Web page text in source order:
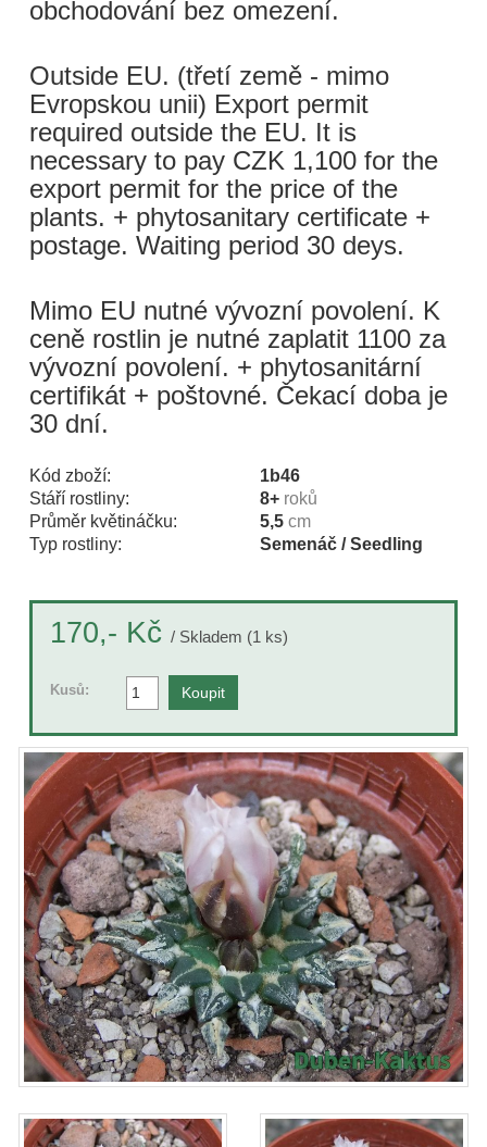
obchodování bez omezení.
Outside EU. (třetí země - mimo
Evropskou unii) Export permit
required outside the EU. It is
necessary to pay CZK 1,100 for the
export permit for the price of the
plants. + phytosanitary certificate +
postage. Waiting period 30 deys.
Mimo EU nutné vývozní povolení. K
ceně rostlin je nutné zaplatit 1100 za
vývozní povolení. + phytosanitární
certifikát + poštovné. Čekací doba je
30 dní.
Kód zboží:
1b46
Stáří rostliny:
8+ roků
Průměr květináčku:
5,5 cm
Typ rostliny:
Semenáč / Seedling
170,- Kč / Skladem (1 ks)
Kusů: